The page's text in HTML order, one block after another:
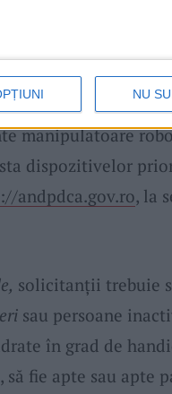
NU
cititoare şi
persoane cu
și inferioare,
instrumente
manipulatoare
dispozitivelor
andpdca.gov.ro, la
solicitanții trebuie
sau persoane
în grad de
fie apte sau apte